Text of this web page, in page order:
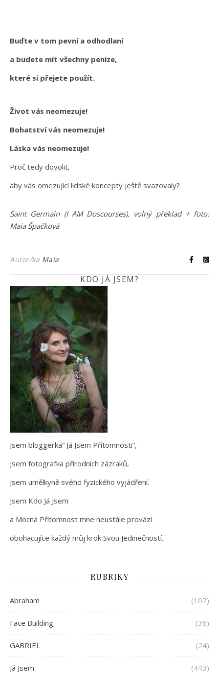
Buďte v tom pevní a odhodlaní
a budete mít všechny peníze,
které si přejete použít.
Život vás neomezuje!
Bohatství vás neomezuje!
Láska vás neomezuje!
Proč tedy dovolit,
aby vás omezující lidské koncepty ještě svazovaly?
Saint Germain (I AM Doscourses), volný překlad + foto:
Maia Špačková
Autor/ka Maia
KDO JÁ JSEM?
Jsem bloggerka“ Já Jsem Přítomnosti“,
Jsem fotografka přírodních zázraků,
Jsem umělkyně svého fyzického vyjádření.
Jsem Kdo Já Jsem
a Mocná Přítomnost mne neustále provází
obohacujíce každý můj krok Svou Jedinečností.
RUBRIKY
Abraham (107)
Face Building (36)
GABRIEL (24)
Já Jsem (443)